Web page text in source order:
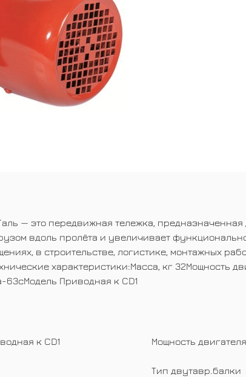
— это передвижная тележка,
вдоль пролёта и увеличивает
в строительстве, логистике, монтажных
характеристики:Масса, кг 32Мощность
63сМодель Приводная к CD1
к CD1 Мощность
Тип двутавр.балки